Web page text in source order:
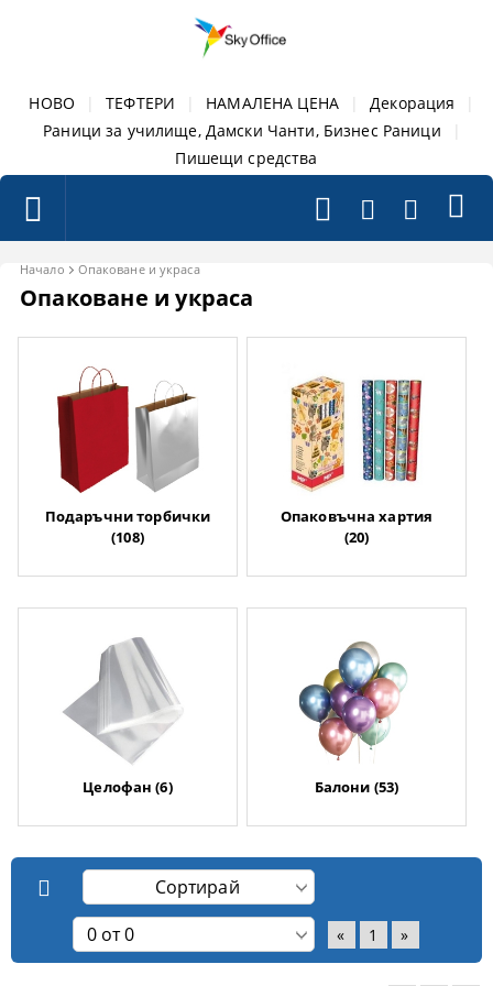
НОВО ТЕФТЕРИ НАМАЛЕНА ЦЕНА Декорация
Раници за училище, Дамски Чанти, Бизнес Раници
Пишещи средства
Начало Опаковане и украса
Опаковане и украса
Подаръчни торбички
(108)
Опаковъчна хартия
(20)
Целофан (6) Балони (53)
« 1 »